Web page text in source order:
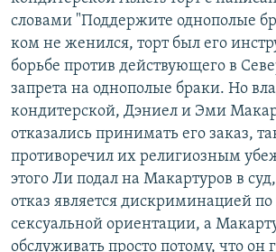
словами "Поддержите однополые
ком не женился, торт был его
борьбе против действующего в
запрета на однополые браки. Но
кондитерской, Дэниел и Эми
отказались принимать его заказ,
противоречил их религиозным
этого Ли подал на Макартуров в
отказ является дискриминацией
сексуальной ориентации, а
обслуживать просто потому, что